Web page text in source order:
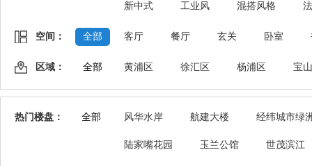
新中式 工业风 混搭风格
空间： 全部 客厅 餐厅 玄关 卧室
区域： 全部 黄浦区 徐汇区 杨浦区 宝
热门楼盘： 全部 风华水岸 航建大楼 经纬城市绿
陆家嘴花园 玉兰公馆 世茂滨江